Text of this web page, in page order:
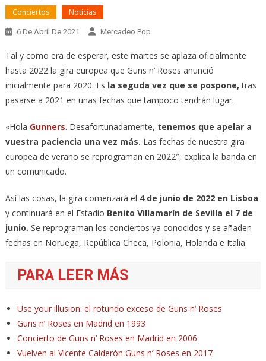
Conciertos Noticias
6 De Abril De 2021 Mercadeo Pop
Tal y como era de esperar, este martes se aplaza oficialmente
hasta 2022 la gira europea que Guns n’ Roses anunció
inicialmente para 2020. Es la seguda vez que se pospone,tras
pasarse a 2021 en unas fechas que tampoco tendrán lugar.
«Hola Gunners. Desafortunadamente, tenemos que apelar a
vuestra paciencia una vez más. Las fechas de nuestra gira
europea de verano se reprograman en 2022″, explica la banda en
un comunicado.
Así las cosas, la gira comenzará el 4 de junio de 2022 en Lisboa
y continuará en el Estadio Benito Villamarín de Sevilla el 7 de
junio. Se reprograman los conciertos ya conocidos y se añaden
fechas en Noruega, República Checa, Polonia, Holanda e Italia.
PARA LEER MÁS
Use your illusion: el rotundo exceso de Guns n’ Roses
Guns n’ Roses en Madrid en 1993
Concierto de Guns n’ Roses en Madrid en 2006
Vuelven al Vicente Calderón Guns n’ Roses en 2017